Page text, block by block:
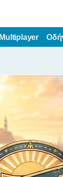
Multiplayer